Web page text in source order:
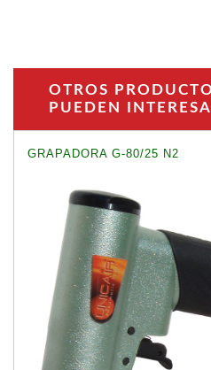
OTROS
PUEDEN
GRAPADORA G-80/25 N2